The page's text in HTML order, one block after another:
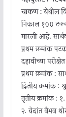
चाकण :येथील
निकाल १००
मारली आहे.
प्रथम क्रमांक
दहावीच्या
प्रथम क्रमांक :
द्वितीय क्रमांक
तृतीय क्रमांक :
२. वेदांत वैभव